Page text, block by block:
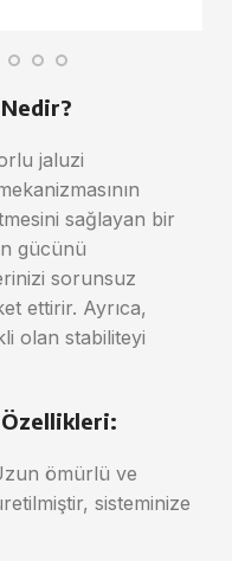
jaluzi
sağlayan bir
gücünü
sorunsuz
ettirir. Ayrıca,
olan stabiliteyi
ömürlü ve
sisteminize